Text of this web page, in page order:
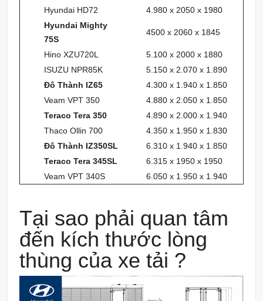
Hyundai HD72
4.980 x 2050 x 1980
Hyundai Mighty
75S
4500 x 2060 x 1845
Hino XZU720L
5.100 x 2000 x 1880
ISUZU NPR85K
5.150 x 2.070 x 1.890
Đô Thành IZ65
4.300 x 1.940 x 1.850
Veam VPT 350
4.880 x 2.050 x 1.850
Teraco Tera 350
4.890 x 2.000 x 1.940
Thaco Ollin 700
4.350 x 1.950 x 1.830
Đô Thành IZ350SL
6.310 x 1.940 x 1.850
Teraco Tera 345SL
6.315 x 1950 x 1950
Veam VPT 340S
6.050 x 1.950 x 1.940
Tại sao phải quan tâm
đến kích thước lòng
thùng của xe tải ?